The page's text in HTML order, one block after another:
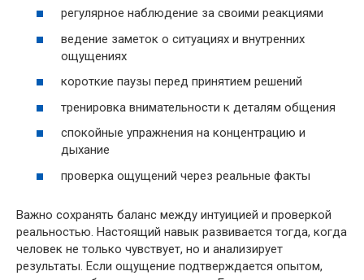
регулярное наблюдение за своими реакциями
ведение заметок о ситуациях и внутренних
ощущениях
короткие паузы перед принятием решений
тренировка внимательности к деталям общения
спокойные упражнения на концентрацию и
дыхание
проверка ощущений через реальные факты
Важно сохранять баланс между интуицией и проверкой
реальностью. Настоящий навык развивается тогда, когда
человек не только чувствует, но и анализирует
результаты. Если ощущение подтверждается опытом,